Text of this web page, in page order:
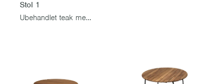
Stol 1
Ubehandlet teak med svart stativ